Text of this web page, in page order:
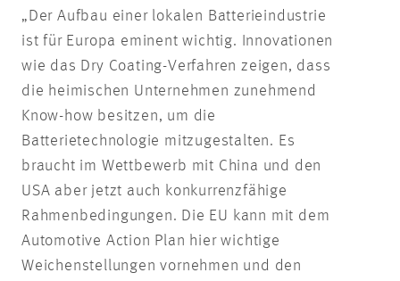
„Der Aufbau einer lokalen Batterieindustrie
ist für Europa eminent wichtig. Innovationen
wie das Dry Coating-Verfahren zeigen, dass
die heimischen Unternehmen zunehmend
Know-how besitzen, um die
Batterietechnologie mitzugestalten. Es
braucht im Wettbewerb mit China und den
USA aber jetzt auch konkurrenzfähige
Rahmenbedingungen. Die EU kann mit dem
Automotive Action Plan hier wichtige
Weichenstellungen vornehmen und den